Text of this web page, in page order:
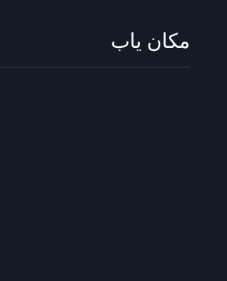
مکان یاب